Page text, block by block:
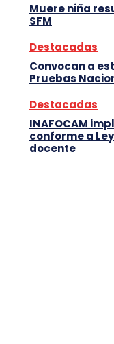
Muere niña
SFM
Destacadas
Convocan a
Pruebas
Destacadas
INAFOCAM
conforme a
docente